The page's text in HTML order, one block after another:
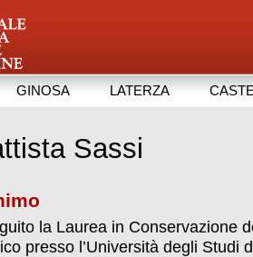
GINOSA LATERZA
Sassi
la Laurea in Conservazione
presso l’Università degli Studi